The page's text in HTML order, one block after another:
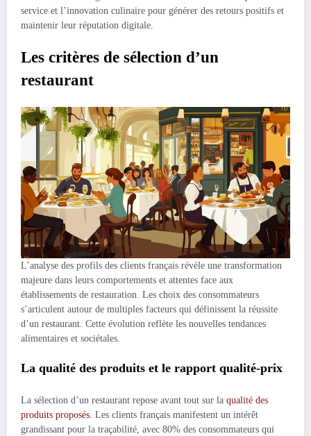
service et l’innovation culinaire pour générer des retours positifs et
maintenir leur réputation digitale.
Les critères de sélection d’un
restaurant
L’analyse des profils des clients français révèle une transformation
majeure dans leurs comportements et attentes face aux
établissements de restauration. Les choix des consommateurs
s’articulent autour de multiples facteurs qui définissent la réussite
d’un restaurant. Cette évolution reflète les nouvelles tendances
alimentaires et sociétales.
La qualité des produits et le rapport qualité-prix
La sélection d’un restaurant repose avant tout sur la qualité des
produits proposés. Les clients français manifestent un intérêt
grandissant pour la traçabilité, avec 80% des consommateurs qui